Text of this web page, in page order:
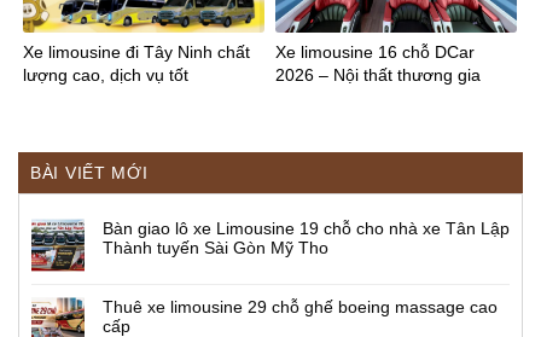
BÀI VIẾT MỚI
Bàn giao lô xe Limousine 19 chỗ cho nhà xe Tân Lập
Thành tuyến Sài Gòn Mỹ Tho
Thuê xe limousine 29 chỗ ghế boeing massage cao
cấp
Xe limousine đi Tây Ninh chất
lượng cao, dịch vụ tốt
Xe limousine 16 chỗ DCar
2026 – Nội thất thương gia